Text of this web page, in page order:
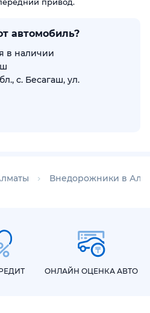
автомобиль?
в наличии
с. Бесагаш, ул.
Внедорожники в
ОНЛАЙН ОЦЕНКА АВТО